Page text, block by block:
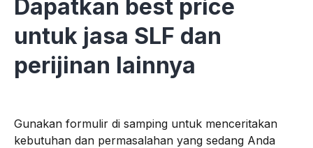
Dapatkan best price
untuk jasa SLF dan
perijinan lainnya
Gunakan formulir di samping untuk menceritakan
kebutuhan dan permasalahan yang sedang Anda